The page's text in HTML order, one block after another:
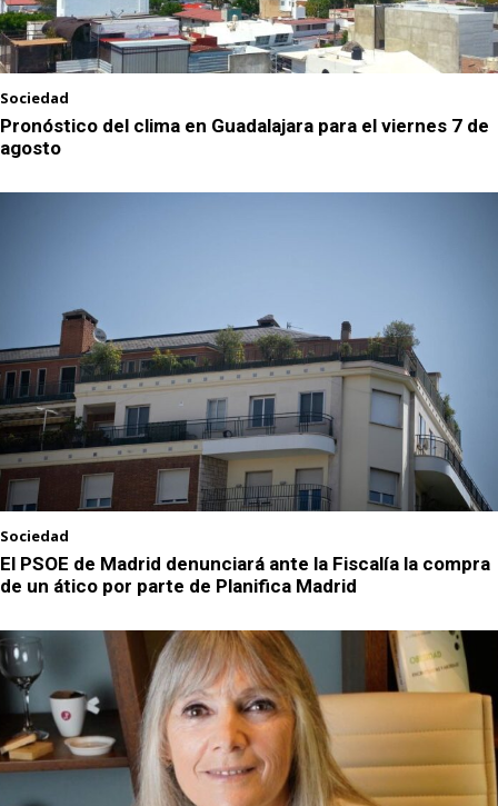
Sociedad
Pronóstico del clima en Guadalajara para el viernes 7 de
agosto
Sociedad
El PSOE de Madrid denunciará ante la Fiscalía la compra
de un ático por parte de Planifica Madrid